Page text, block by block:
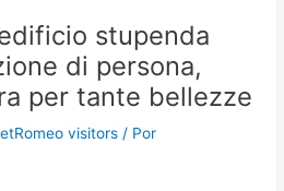
stupenda
di persona,
per tante bellezze
visitors / Por